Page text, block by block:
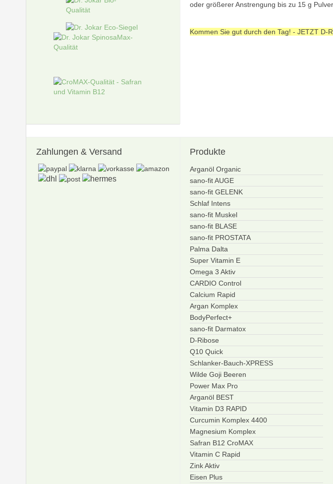
oder größerer Anstrengung bis zu 15 g
Kommen Sie gut durch den Tag! - JETZT D-
Zahlungen & Versand Produkte
Arganöl Organic
sano-fit AUGE
sano-fit GELENK
Schlaf Intens
sano-fit Muskel
sano-fit BLASE
sano-fit PROSTATA
Palma Dalta
Super Vitamin E
Omega 3 Aktiv
CARDIO Control
Calcium Rapid
Argan Komplex
BodyPerfect+
sano-fit Darmatox
D-Ribose
Q10 Quick
Schlanker-Bauch-XPRESS
Wilde Goji Beeren
Power Max Pro
Arganöl BEST
Vitamin D3 RAPID
Curcumin Komplex 4400
Magnesium Komplex
Safran B12 CroMAX
Vitamin C Rapid
Zink Aktiv
Eisen Plus